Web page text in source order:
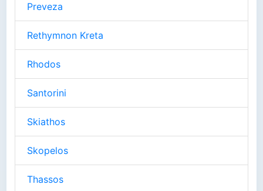
Preveza
Rethymnon Kreta
Rhodos
Santorini
Skiathos
Skopelos
Thassos